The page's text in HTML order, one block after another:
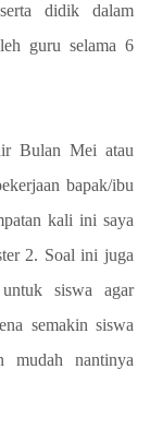
didik dalam
guru selama 6
Bulan Mei atau
bapak/ibu
kali ini saya
2. Soal ini juga
siswa agar
semakin siswa
mudah nantinya